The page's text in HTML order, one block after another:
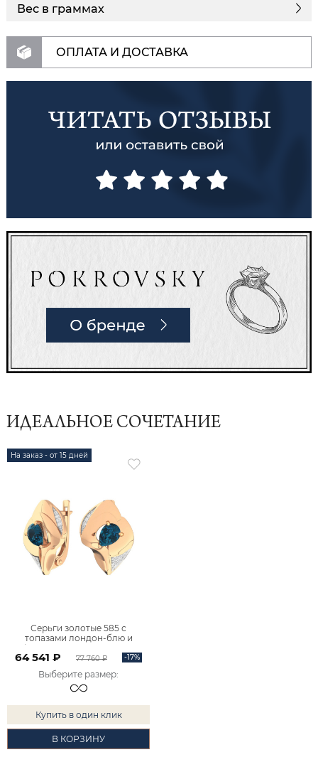
Вес в граммах
ОПЛАТА И ДОСТАВКА
ИДЕАЛЬНОЕ СОЧЕТАНИЕ
На заказ - от 15 дней
Серьги золотые 585 с
топазами лондон-блю и
фианитами 2101472-00740
64 541 ₽ 77 760 ₽ -17%
Выберите размер:
Купить в один клик
В КОРЗИНУ